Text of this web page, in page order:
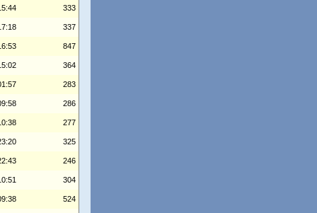
333
337
847
364
283
286
277
325
246
304
524